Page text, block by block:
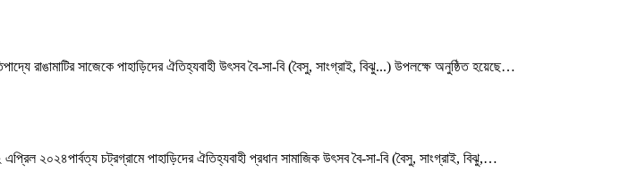
রাঙামাটির সাজেকে পাহাড়িদের ঐতিহ্যবাহী উৎসব বৈ-সা-বি (বৈসু, সাংগ্রাই, বিঝু...) উপলক্ষে অনুষ্ঠিত হয়েছে…
২০২৪পার্বত্য চট্রগ্রামে পাহাড়িদের ঐতিহ্যবাহী প্রধান সামাজিক উৎসব বৈ-সা-বি (বৈসু, সাংগ্রাই, বিঝু,…